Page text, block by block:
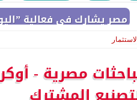
في فعالية ”اليوم
الاستثمار
مصرية -